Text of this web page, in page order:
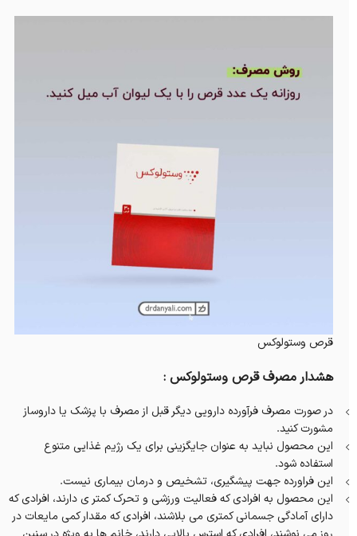
قرص وستولوکس
هشدار مصرف قرص وستولوکس :
در صورت مصرف فرآورده دارویی دیگر قبل از مصرف با پزشک یا داروساز
مشورت کنید.
این محصول نباید به عنوان جایگزینی برای یک رژیم غذایی متنوع
استفاده شود.
این فراورده جهت پیشگیری، تشخیص و درمان بیماری نیست.
این محصول به افرادی که فعالیت ورزشی و تحرک کمتر ی دارند، افرادی که
دارای آمادگی جسمانی کمتری می بلاشند، افرادی که مقدار کمی مایعات در